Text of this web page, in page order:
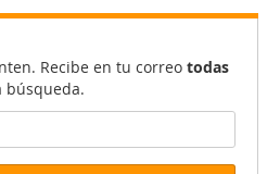
Recibe en tu correo todas
búsqueda.